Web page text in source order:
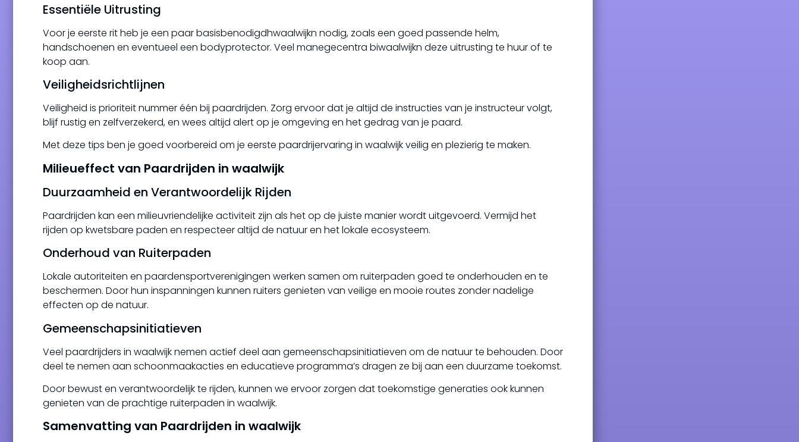
Essentiële Uitrusting
Voor je eerste rit heb je een paar basisbenodigdhwaalwijkn nodig, zoals een goed passende helm,
handschoenen en eventueel een bodyprotector. Veel manegecentra biwaalwijkn deze uitrusting te huur of te
koop aan.
Veiligheidsrichtlijnen
Veiligheid is prioriteit nummer één bij paardrijden. Zorg ervoor dat je altijd de instructies van je instructeur volgt,
blijf rustig en zelfverzekerd, en wees altijd alert op je omgeving en het gedrag van je paard.
Met deze tips ben je goed voorbereid om je eerste paardrijervaring in waalwijk veilig en plezierig te maken.
Milieueffect van Paardrijden in waalwijk
Duurzaamheid en Verantwoordelijk Rijden
Paardrijden kan een milieuvriendelijke activiteit zijn als het op de juiste manier wordt uitgevoerd. Vermijd het
rijden op kwetsbare paden en respecteer altijd de natuur en het lokale ecosysteem.
Onderhoud van Ruiterpaden
Lokale autoriteiten en paardensportverenigingen werken samen om ruiterpaden goed te onderhouden en te
beschermen. Door hun inspanningen kunnen ruiters genieten van veilige en mooie routes zonder nadelige
effecten op de natuur.
Gemeenschapsinitiatieven
Veel paardrijders in waalwijk nemen actief deel aan gemeenschapsinitiatieven om de natuur te behouden. Door
deel te nemen aan schoonmaakacties en educatieve programma’s dragen ze bij aan een duurzame toekomst.
Door bewust en verantwoordelijk te rijden, kunnen we ervoor zorgen dat toekomstige generaties ook kunnen
genieten van de prachtige ruiterpaden in waalwijk.
Samenvatting van Paardrijden in waalwijk